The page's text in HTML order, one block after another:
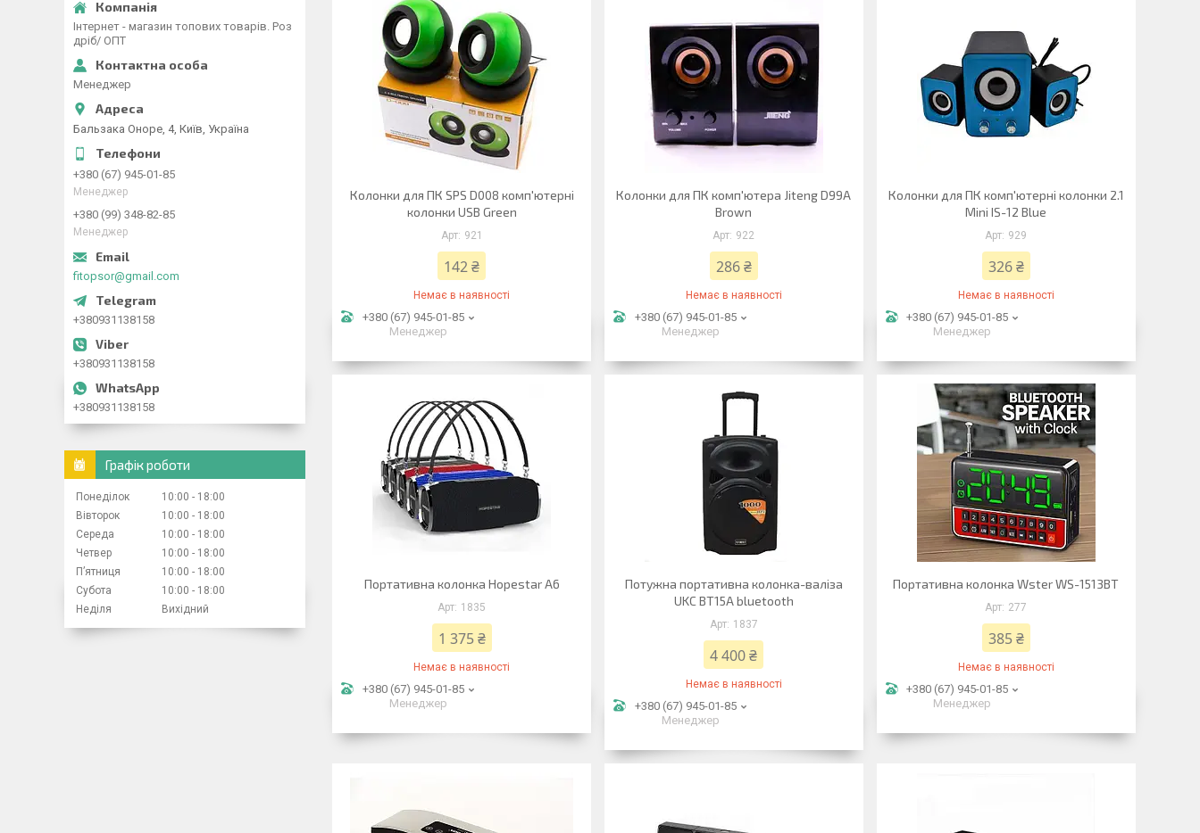
Колонки для ПК SPS D008 комп'ютерні
колонки USB Green
921
142 ₴
Немає в наявності
+380 (67) 945-01-85
Менеджер
Колонки для ПК комп'ютера Jiteng D99A
Brown
922
286 ₴
Немає в наявності
+380 (67) 945-01-85
Менеджер
Колонки для ПК комп'ютерні колонки 2.1
Mini IS-12 Blue
929
326 ₴
Немає в наявності
+380 (67) 945-01-85
Менеджер
Портативна колонка Hopestar A6
1835
1 375 ₴
Немає в наявності
+380 (67) 945-01-85
Менеджер
Потужна портативна колонка-валіза
UKC BT15A bluetooth
1837
4 400 ₴
Немає в наявності
+380 (67) 945-01-85
Менеджер
Портативна колонка Wster WS-1513BT
277
385 ₴
Немає в наявності
+380 (67) 945-01-85
Менеджер
Інтернет - магазин топових товарів. Роз
дріб/ ОПТ
Менеджер
Бальзака Оноре, 4, Київ, Україна
+380 (67) 945-01-85
Менеджер
+380 (99) 348-82-85
Менеджер
fitopsor@gmail.com
+380931138158
+380931138158
+380931138158
Графік роботи
Понеділок 10:00
18:00
Вівторок
10:00
18:00
Середа
10:00
18:00
Четвер
10:00
18:00
Пʼятниця
10:00
18:00
Субота
10:00
18:00
Неділя
Вихідний